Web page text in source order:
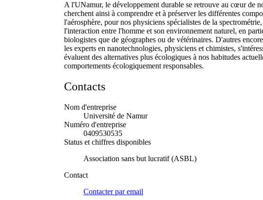
A l'UNamur, le développement durable se retrouve au cœur de
cherchent ainsi à comprendre et à préserver les différentes
l'aérosphère, pour nos physiciens spécialistes de la
l'interaction entre l'homme et son environnement naturel, en
biologistes que de géographes ou de vétérinaires. D'autres
les experts en nanotechnologies, physiciens et chimistes,
évaluent des alternatives plus écologiques à nos habitudes
comportements écologiquement responsables.
Contacts
Nom d'entreprise
Université de Namur
Numéro d'entreprise
0409530535
Status et chiffres disponibles
Association sans but lucratif (ASBL)
Contact
Contacter par email